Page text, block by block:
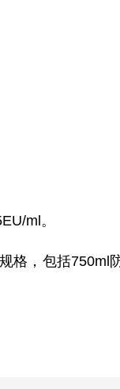
ml。
格，包括750ml